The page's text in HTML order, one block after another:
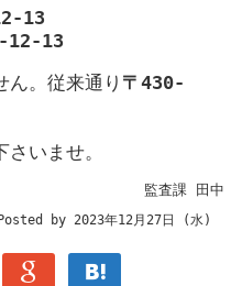
13
12-13
ん。従来通り 〒430-
いませ。
監査課 田中
Posted by 2023年12月27日 (水)